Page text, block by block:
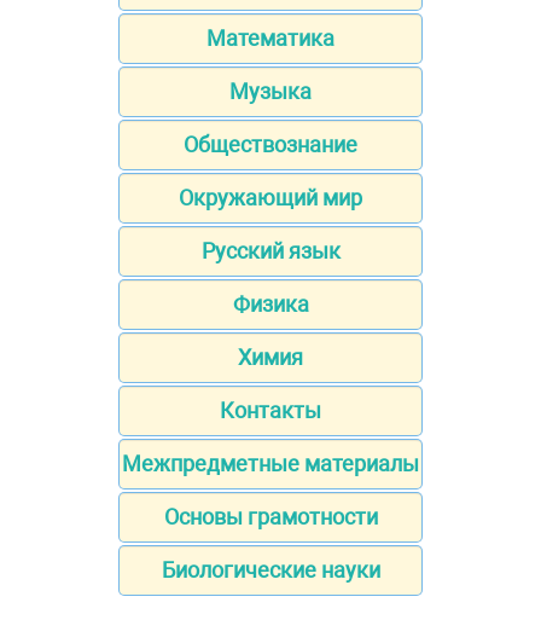
Математика
Музыка
Обществознание
Окружающий мир
Русский язык
Физика
Химия
Контакты
Межпредметные материалы
Основы грамотности
Биологические науки